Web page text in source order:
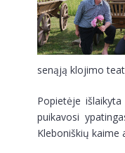
senąją klojimo
Popietėje
puikavosi
Kleboniškių kaime